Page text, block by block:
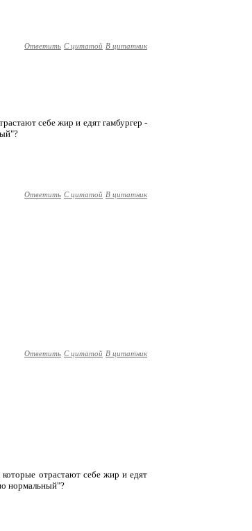
Ответить С цитатой В цитатник
себе жир и едят гамбургер -
Ответить С цитатой В цитатник
Ответить С цитатой В цитатник
отрастают себе жир и едят
нормальный"?